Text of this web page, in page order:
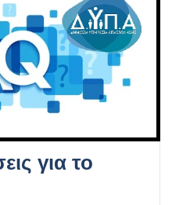
για το